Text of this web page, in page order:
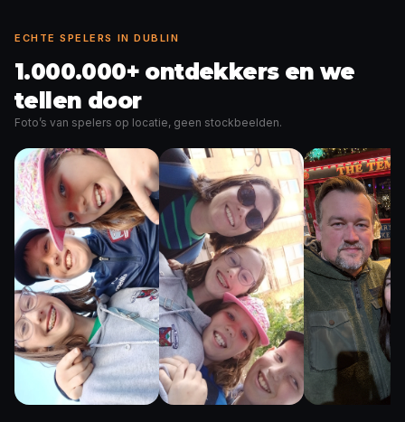
ECHTE SPELERS IN DUBLIN
1.000.000+ ontdekkers en we
tellen door
Foto’s van spelers op locatie, geen stockbeelden.